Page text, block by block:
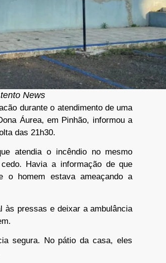
News
durante o atendimento de uma
Áurea, em Pinhão, informou a
das 21h30.
atendia o incêndio no mesmo
Havia a informação de que
o homem estava ameaçando a
às pressas e deixar a ambulância
segura. No pátio da casa, eles